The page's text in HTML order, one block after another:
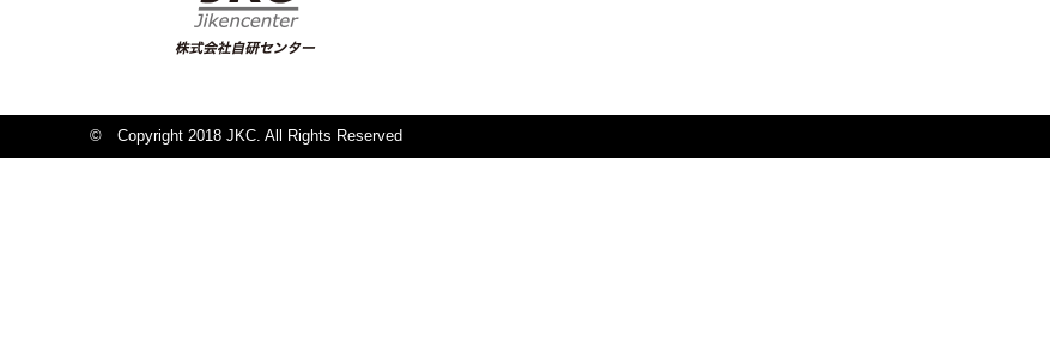
© Copyright 2018 JKC. All Rights Reserved